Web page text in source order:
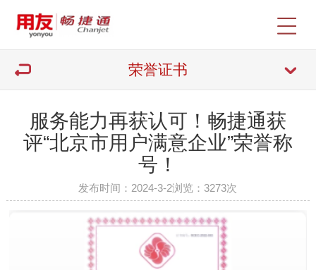
荣誉证书
服务能力再获认可！畅捷通获
评“北京市用户满意企业”荣誉称
号！
发布时间：2024-3-2浏览：3273次